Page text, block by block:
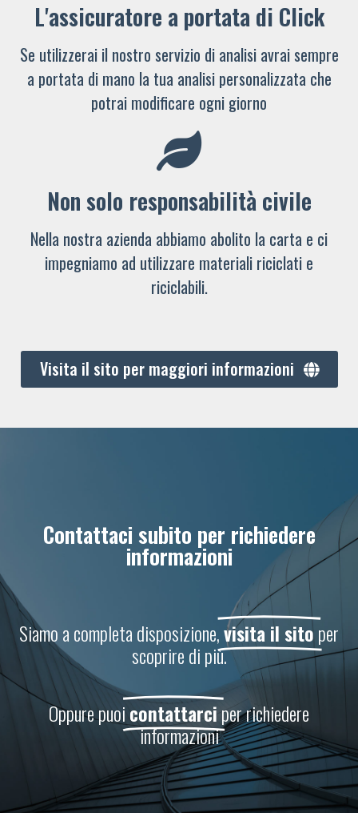
L'assicuratore a portata di Click
Se utilizzerai il nostro servizio di analisi avrai sempre
a portata di mano la tua analisi personalizzata che
potrai modificare ogni giorno
Non solo responsabilità civile
Nella nostra azienda abbiamo abolito la carta e ci
impegniamo ad utilizzare materiali riciclati e
riciclabili.
Visita il sito per maggiori informazioni
Contattaci subito per richiedere
informazioni
Siamo a completa disposizione,visita il sitoper
scoprire di più.
Oppure puoicontattarciper richiedere
informazioni